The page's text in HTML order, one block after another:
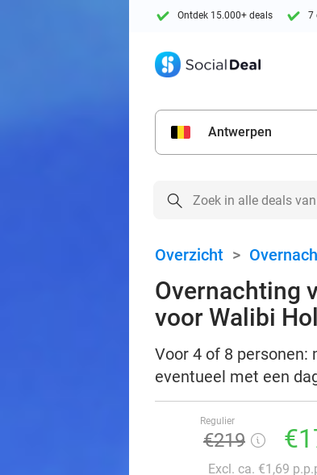
Ontdek 15.000+ deals 7
Antwerpen
Overzicht >
Overnachting
voor Walibi
Voor 4 of 8
eventueel met een
Regulier
€219
Excl. ca. €1,69